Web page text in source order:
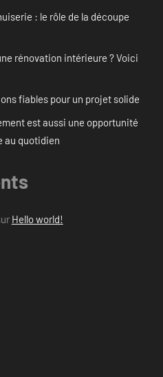
: le rôle de la découpe
rénovation intérieure ? Voici
fiables pour un projet solide
est aussi une opportunité
au quotidien
Hello world!